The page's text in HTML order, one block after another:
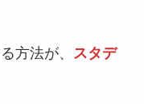
方法が、
スタデ